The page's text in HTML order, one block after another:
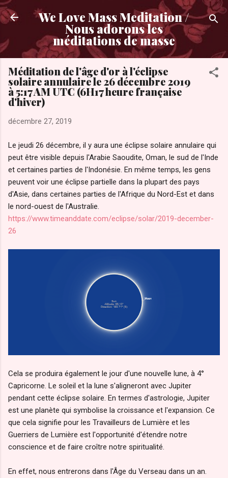
Accéder au contenu principal
We Love Mass Meditation /
Nous adorons les
méditations de masse
Méditation de l'âge d'or à l'éclipse
solaire annulaire le 26 décembre 2019
à 5:17 AM UTC (6H17 heure française
d'hiver)
décembre 27, 2019
Le jeudi 26 décembre, il y aura une éclipse solaire annulaire qui
peut être visible depuis l'Arabie Saoudite, Oman, le sud de l'Inde
et certaines parties de l'Indonésie. En même temps, les gens
peuvent voir une éclipse partielle dans la plupart des pays
d'Asie, dans certaines parties de l'Afrique du Nord-Est et dans
le nord-ouest de l'Australie.
https://www.timeanddate.com/eclipse/solar/2019-december-
26
Cela se produira également le jour d'une nouvelle lune, à 4°
Capricorne. Le soleil et la lune s'aligneront avec Jupiter
pendant cette éclipse solaire. En termes d'astrologie, Jupiter
est une planète qui symbolise la croissance et l'expansion. Ce
que cela signifie pour les Travailleurs de Lumière et les
Guerriers de Lumière est l'opportunité d'étendre notre
conscience et de faire croître notre spiritualité.
En effet, nous entrerons dans l'Âge du Verseau dans un an.